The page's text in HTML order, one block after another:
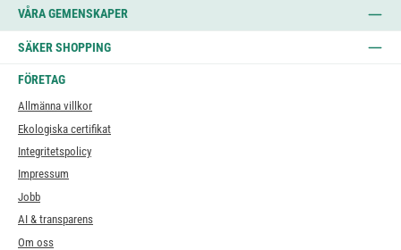
VÅRA GEMENSKAPER
SÄKER SHOPPING
FÖRETAG
Allmänna villkor
Ekologiska certifikat
Integritetspolicy
Impressum
Jobb
AI & transparens
Om oss